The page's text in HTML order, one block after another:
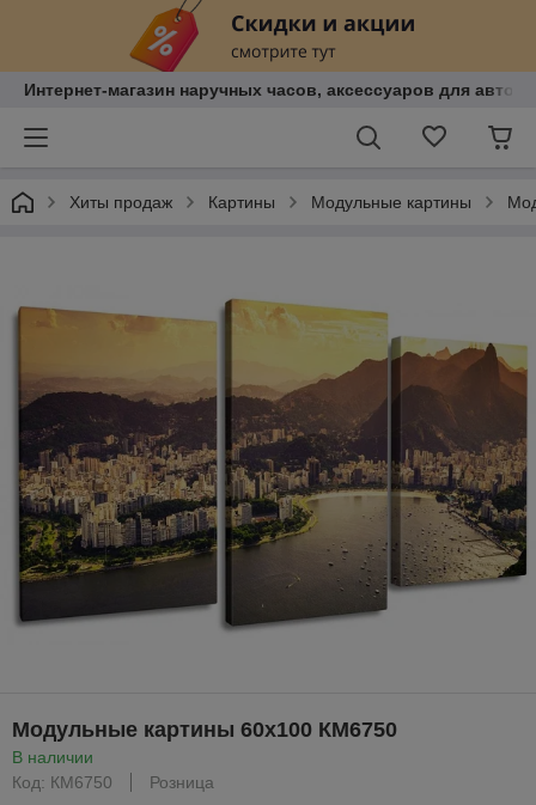
Интернет-магазин наручных часов, аксессуаров для авто,
Хиты продаж Картины Модульные картины
Модульные картины 60x100 КМ6750
В наличии
Код: КМ6750
Розница